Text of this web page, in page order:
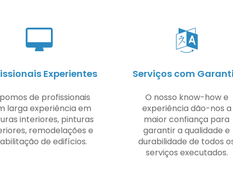
Experientes
de profissionais
larga experiência em
interiores, pinturas
remodelações e
de edifícios.
Serviços com
O nosso know-how e
experiência dão-nos a
maior confiança para
garantir a qualidade e
durabilidade de todos
serviços executados.